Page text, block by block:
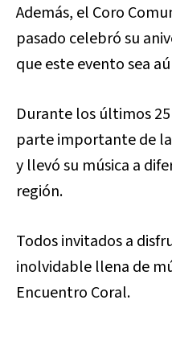
Además, el Coro
pasado celebró su
que este evento sea
Durante los últimos
parte importante de
y llevó su música a
región.
Todos invitados a
inolvidable llena de
Encuentro Coral.